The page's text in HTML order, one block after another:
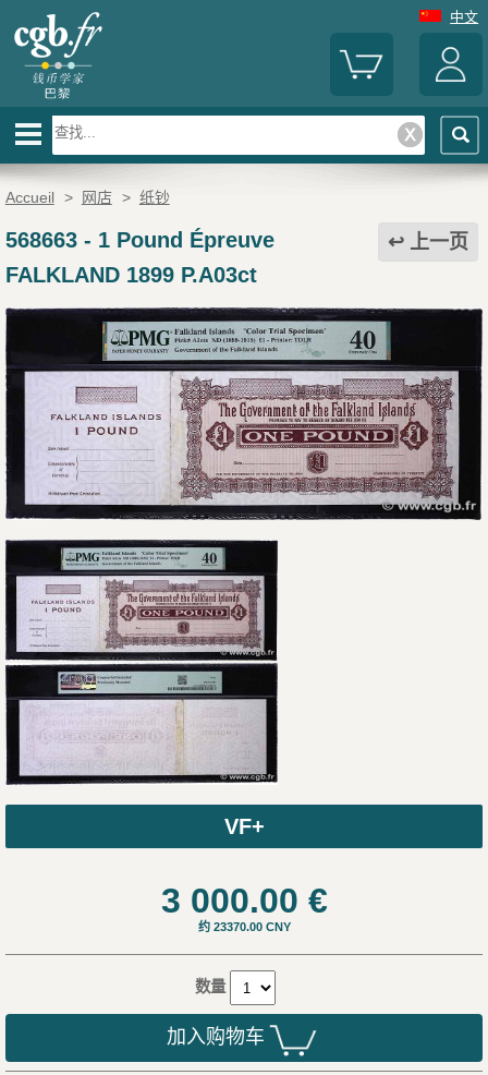
中文
Accueil > 网店 > 纸钞
上一页
568663- 1 Pound Épreuve
FALKLAND 1899 P.A03ct
VF+
3 000.00 €
约 23370.00 CNY
数量
加入购物车